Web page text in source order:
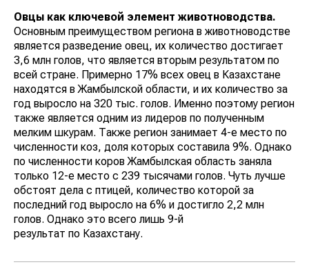
Овцы как ключевой элемент животноводства.
Основным преимуществом региона в животноводстве
является разведение овец, их количество достигает
3,6 млн голов, что является вторым результатом по
всей стране. Примерно 17% всех овец в Казахстане
находятся в Жамбылской области, и их количество за
год выросло на 320 тыс. голов. Именно поэтому регион
также является одним из лидеров по полученным
мелким шкурам. Также регион занимает 4-е место по
численности коз, доля которых составила 9%. Однако
по численности коров Жамбылская область заняла
только 12-е место с 239 тысячами голов. Чуть лучше
обстоят дела с птицей, количество которой за
последний год выросло на 6% и достигло 2,2 млн
голов. Однако это всего лишь 9-й
результат по Казахстану.